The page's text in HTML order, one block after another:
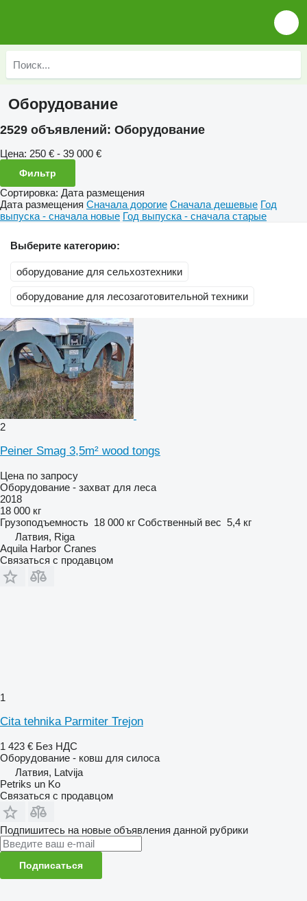
Оборудование
2529 объявлений: Оборудование
Цена: 250 € - 39 000 €
Фильтр
Сортировка: Дата размещения
Дата размещения Сначала дорогие Сначала дешевые Год
выпуска - сначала новые Год выпуска - сначала старые
Выберите категорию:
оборудование для сельхозтехники
оборудование для лесозаготовительной техники
2
Peiner Smag 3,5m² wood tongs
Цена по запросу
Оборудование - захват для леса
2018
18 000 кг
Грузоподъемность 18 000 кг Собственный вес 5,4 кг
Латвия, Riga
Aquila Harbor Cranes
Связаться с продавцом
1
Cita tehnika Parmiter Trejon
1 423 € Без НДС
Оборудование - ковш для силоса
Латвия, Latvija
Petriks un Ko
Связаться с продавцом
Подпишитесь на новые объявления данной рубрики
Подписаться